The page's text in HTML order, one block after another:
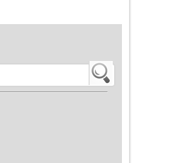
Intelligens gyurma